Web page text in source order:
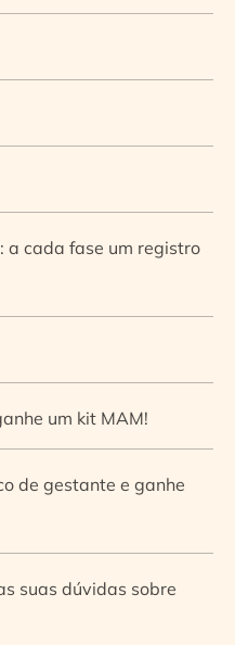
a cada fase um registro
um kit MAM!
de gestante e ganhe
suas dúvidas sobre